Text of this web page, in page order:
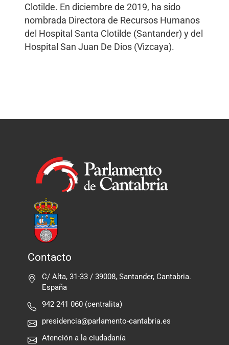
Clotilde. En diciembre de 2019, ha sido
nombrada Directora de Recursos Humanos
del Hospital Santa Clotilde (Santander) y del
Hospital San Juan De Dios (Vizcaya).
Contacto
C/ Alta, 31-33 / 39008, Santander, Cantabria.
España
942 241 060 (centralita)
presidencia@parlamento-cantabria.es
Atención a la ciudadanía